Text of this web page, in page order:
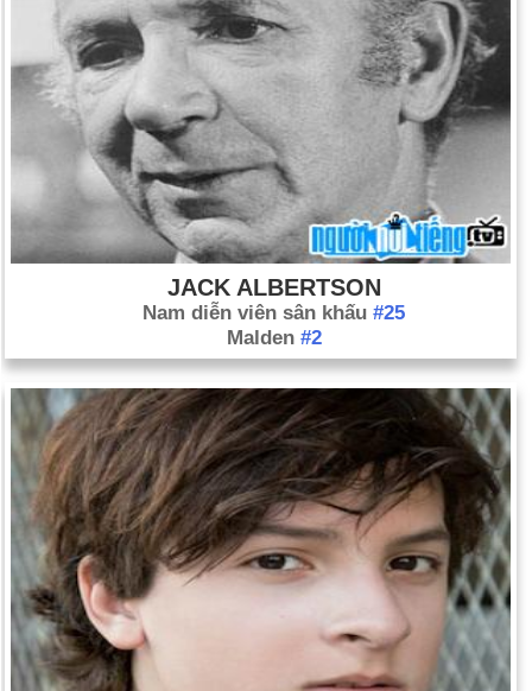
JACK ALBERTSON
Nam diễn viên sân khấu #25
Malden #2